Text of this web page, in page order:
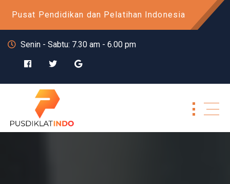
Pusat Pendidikan dan Pelatihan Indonesia
Senin - Sabtu: 7.30 am - 6.00 pm